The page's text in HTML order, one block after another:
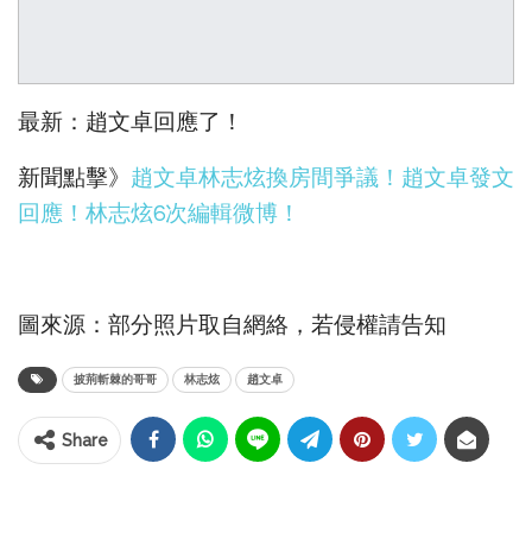
最新：趙文卓回應了！
新聞點擊》 趙文卓林志炫換房間爭議！趙文卓發文
回應！林志炫6次編輯微博！
圖來源：部分照片取自網絡，若侵權請告知
披荊斬棘的哥哥 林志炫 趙文卓
Share